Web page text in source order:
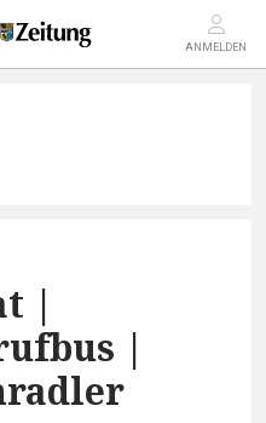
ANMELDEN
|
|